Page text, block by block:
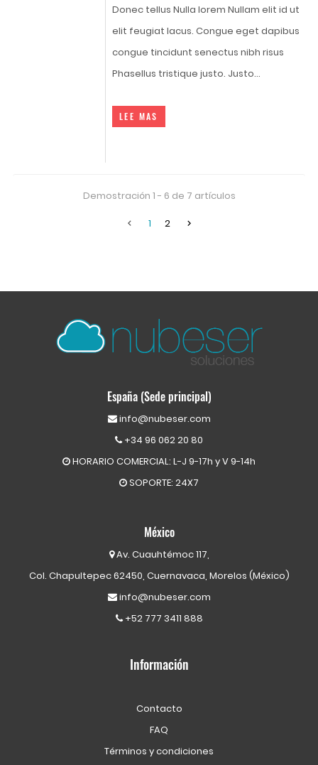
Donec tellus Nulla lorem Nullam elit id ut
elit feugiat lacus. Congue eget dapibus
congue tincidunt senectus nibh risus
Phasellus tristique justo. Justo...
LEE MAS
Demostración 1 - 6 de 7 artículos
 1 2 
España (Sede principal)
info@nubeser.com
+34 96 062 20 80
HORARIO COMERCIAL: L-J 9-17h y V 9-14h
SOPORTE: 24X7
México
Av. Cuauhtémoc 117,
Col. Chapultepec 62450, Cuernavaca, Morelos (México)
info@nubeser.com
+52 777 3411 888
Información
Contacto
FAQ
Términos y condiciones